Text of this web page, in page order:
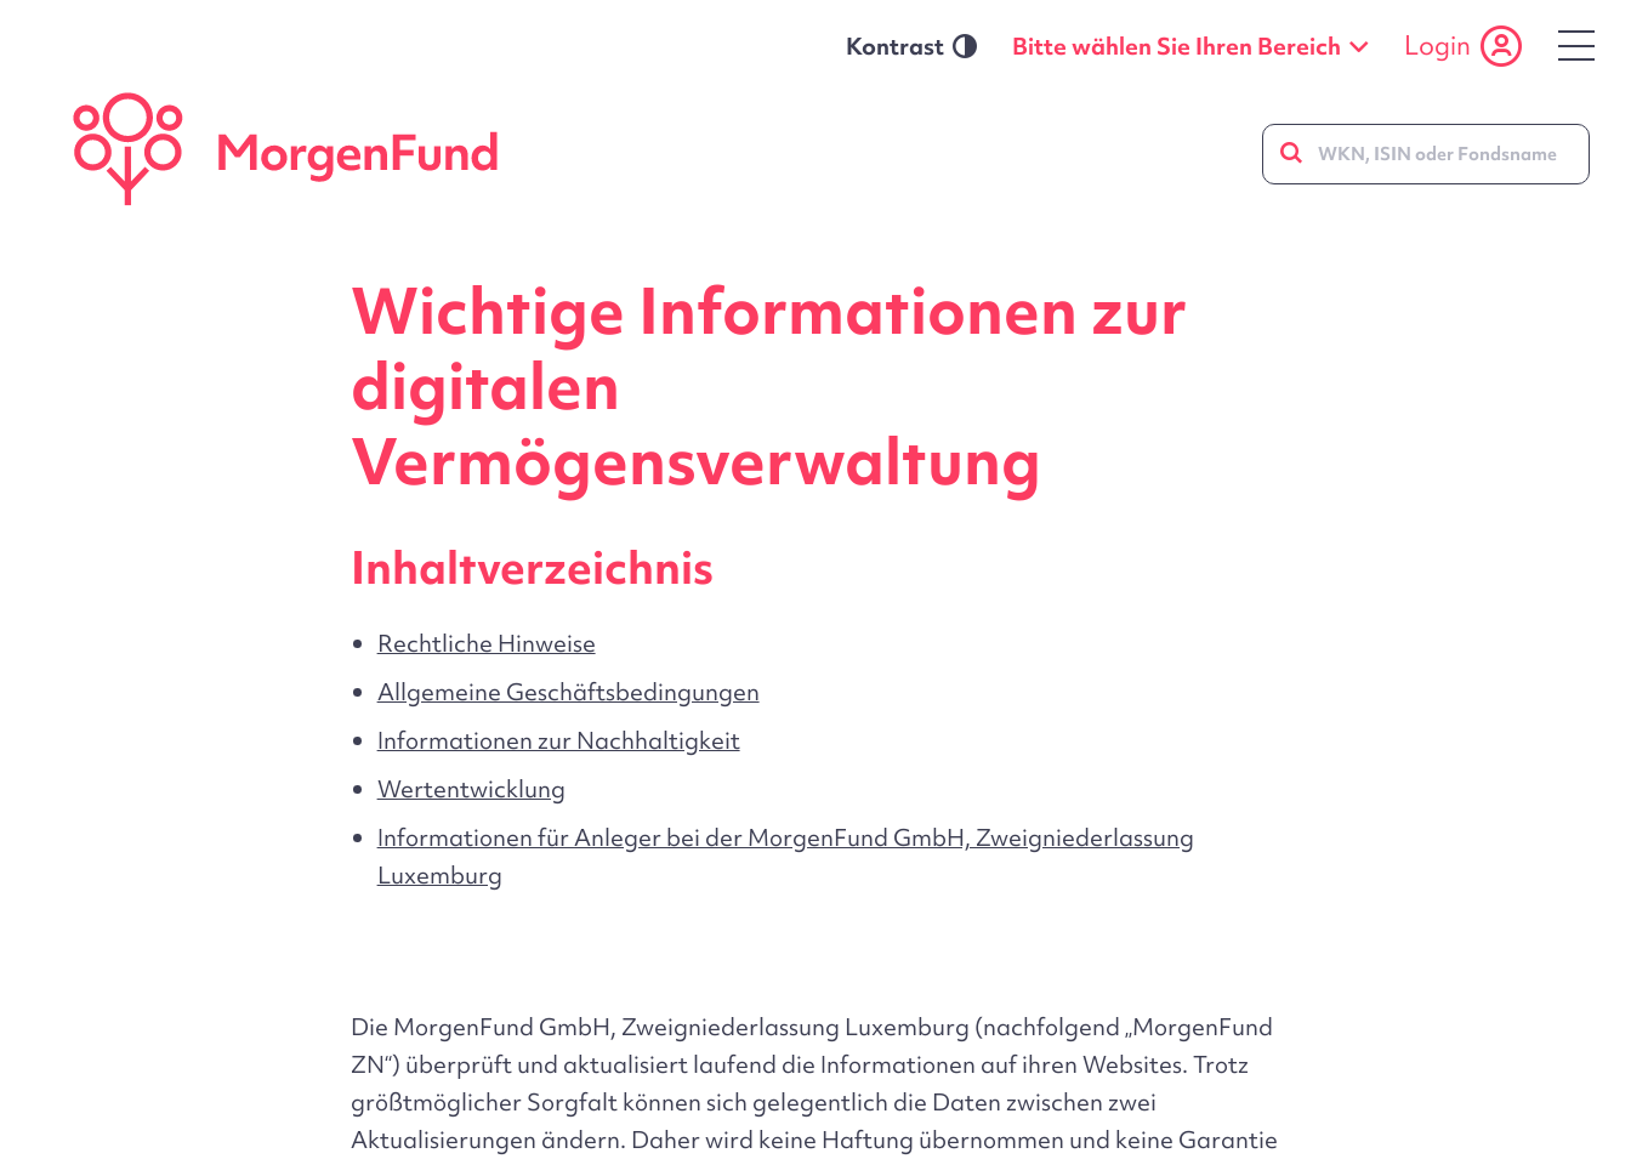
Kontrast Bitte wählen Sie Ihren Bereich Login
Wichtige Informationen zur
digitalen
Vermögensverwaltung
Inhaltverzeichnis
Rechtliche Hinweise
Allgemeine Geschäftsbedingungen
Informationen zur Nachhaltigkeit
Wertentwicklung
Informationen für Anleger bei der MorgenFund GmbH, Zweigniederlassung
Luxemburg
Die MorgenFund GmbH, Zweigniederlassung Luxemburg (nachfolgend „MorgenFund
ZN“) überprüft und aktualisiert laufend die Informationen auf ihren Websites. Trotz
größtmöglicher Sorgfalt können sich gelegentlich die Daten zwischen zwei
Aktualisierungen ändern. Daher wird keine Haftung übernommen und keine Garantie